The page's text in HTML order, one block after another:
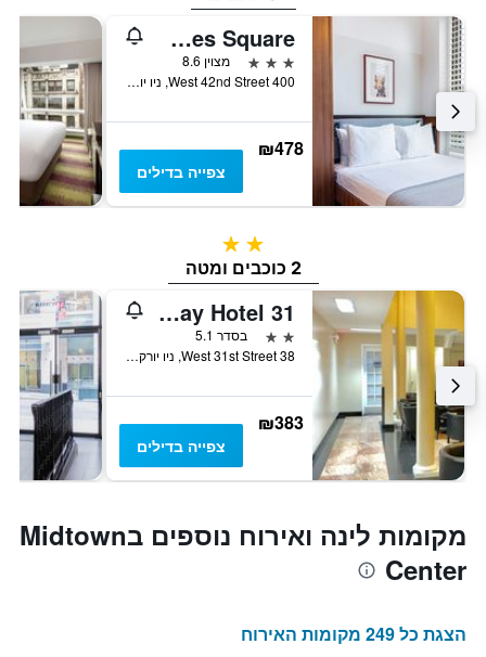
Pod Times Square
3 כוכבים
מצוין 8.6
400 West 42nd Street, ניו יורק, NY, ארצות הברית
₪478
צפייה בדילים
2 כוכבים
2 כוכבים ומטה
31 Street Broadway Hotel
2 כוכבים
בסדר 5.1
38 West 31st Street, ניו יורק, NY, ארצות הברית
₪383
צפייה בדילים
מקומות לינה ואירוח נוספים בMidtown
Center
הצגת כל 249 מקומות האירוח